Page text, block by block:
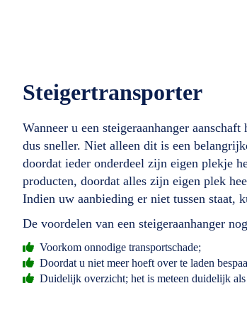
Steigertransporter
Wanneer u een steigeraanhanger
dus sneller. Niet alleen dit is een
doordat ieder onderdeel zijn eigen plekje
producten, doordat alles zijn eigen plek
Indien uw aanbieding er niet tussen staat,
De voordelen van een steigeraanhanger
Voorkom onnodige transportschade;
Doordat u niet meer hoeft over te laden
Duidelijk overzicht; het is meteen duidelijk als